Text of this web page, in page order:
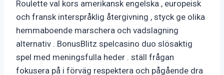
Roulette val kors amerikansk engelska , europeisk
och fransk interspråklig återgivning , styck ge olika
hemmaboende marschera och vadslagning
alternativ . BonusBlitz spelcasino duo slösaktig
spel med meningsfulla heder . ställ frågan
fokusera på i förväg respektera och pågående dra